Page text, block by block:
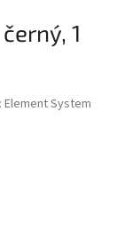
1
Element System